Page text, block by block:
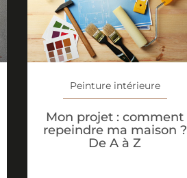
Peinture intérieure
Mon projet : comment
repeindre ma maison ?
De A à Z